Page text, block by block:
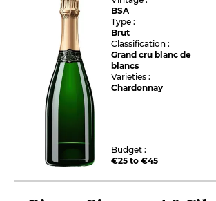
BSA
Type :
Brut
Classification :
Grand cru blanc de
blancs
Varieties :
Chardonnay
Budget :
€25 to €45